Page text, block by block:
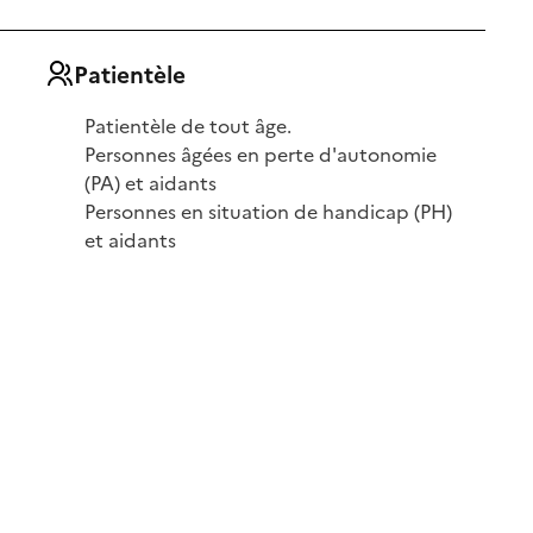
Patientèle
Patientèle de tout âge.
Personnes âgées en perte d'autonomie
(PA) et aidants
Personnes en situation de handicap (PH)
et aidants